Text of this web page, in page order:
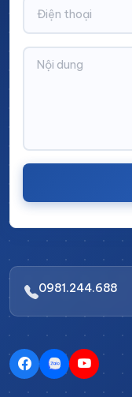
Đơn vị sản xuất:
Vật liệu:Inox
Kích thước:
Tay cầm:2 tây
phẩm, được
chuyển linh
thiết
Cửa tủ:Cửa tủ
và tay cầm mở
Ưu điểm của
tủ tại
0981.244.688